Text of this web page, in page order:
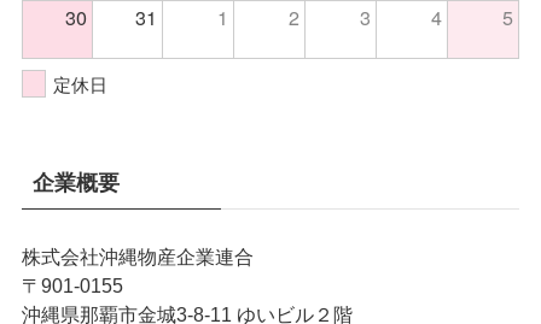
30
31 1 2 3 4 5
定休日
企業概要
株式会社沖縄物産企業連合
〒901-0155
沖縄県那覇市金城3-8-11 ゆいビル２階